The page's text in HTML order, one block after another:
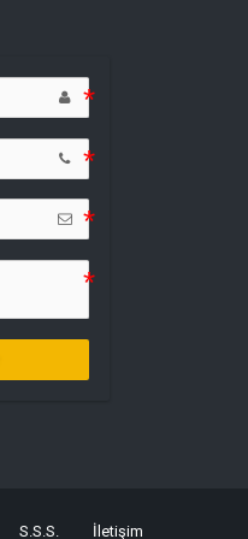
S.S.S. İletişim